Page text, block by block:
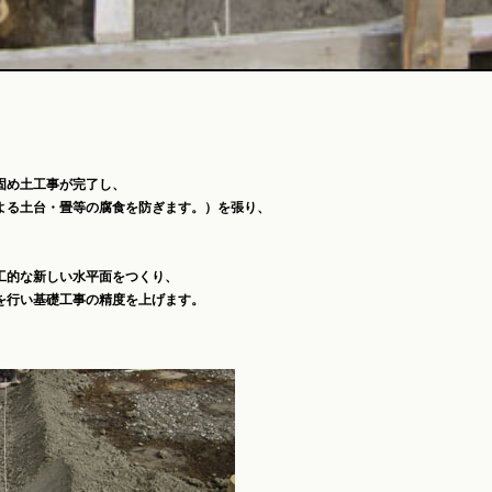
土工事が完了し、
土台・畳等の腐食を防ぎます。）を張り、
な新しい水平面をつくり、
い基礎工事の精度を上げます。